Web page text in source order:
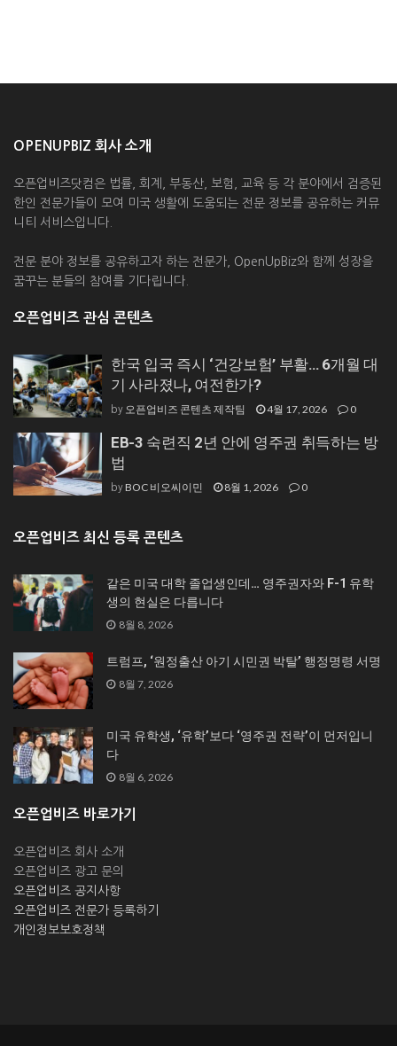
OPENUPBIZ 회사 소개
오픈업비즈닷컴은 법률, 회계, 부동산, 보험, 교육 등 각 분야에서 검증된
한인 전문가들이 모여 미국 생활에 도움되는 전문 정보를 공유하는 커뮤
니티 서비스입니다.
전문 분야 정보를 공유하고자 하는 전문가, OpenUpBiz와 함께 성장을
꿈꾸는 분들의 참여를 기다립니다.
오픈업비즈 관심 콘텐츠
한국 입국 즉시 ‘건강보험’ 부활… 6개월 대
기 사라졌나, 여전한가?
by 오픈업비즈 콘텐츠 제작팀 4월 17, 2026 0
EB-3 숙련직 2년 안에 영주권 취득하는 방
법
byBOC 비오씨이민 8월 1, 2026 0
오픈업비즈 최신 등록 콘텐츠
같은 미국 대학 졸업생인데… 영주권자와 F-1 유학
생의 현실은 다릅니다
8월 8, 2026
트럼프, ‘원정출산 아기 시민권 박탈’ 행정명령 서명
8월 7, 2026
미국 유학생, ‘유학’보다 ‘영주권 전략’이 먼저입니
다
8월 6, 2026
오픈업비즈 바로가기
오픈업비즈 회사 소개
오픈업비즈 광고 문의
오픈업비즈 공지사항
오픈업비즈 전문가 등록하기
개인정보보호정책